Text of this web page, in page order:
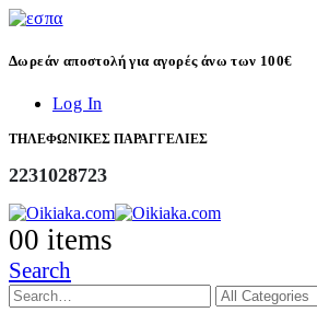
Δωρεάν αποστολή για αγορές άνω των 100€
Log In
ΤΗΛΕΦΩΝΙΚΕΣ ΠΑΡΑΓΓΕΛΙΕΣ
2231028723
00 items
Search